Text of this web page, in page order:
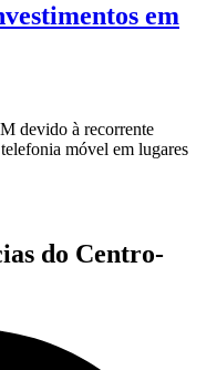
em
devido à recorrente
móvel em lugares
do Centro-